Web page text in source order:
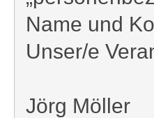
Name und
Unser/e
Jörg Möller